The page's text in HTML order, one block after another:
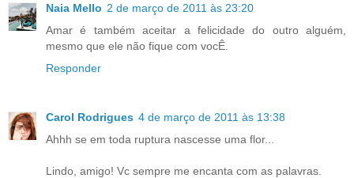
Naia Mello 2 de março de 2011 às 23:20
Amar é também aceitar a felicidade do outro alguém,
mesmo que ele não fique com vocÊ.
Responder
Carol Rodrigues 4 de março de 2011 às 13:38
Ahhh se em toda ruptura nascesse uma flor...
Lindo, amigo! Vc sempre me encanta com as palavras.